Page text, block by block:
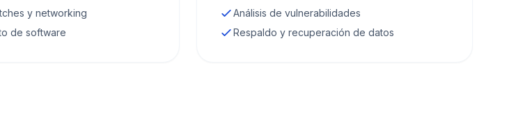
y networking
de software
Análisis de vulnerabilidades
Respaldo y recuperación de datos